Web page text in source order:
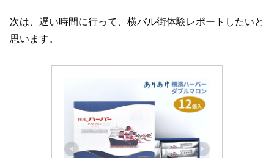
次は、遅い時間に行って、横バル街体験レポートしたいと
思います。